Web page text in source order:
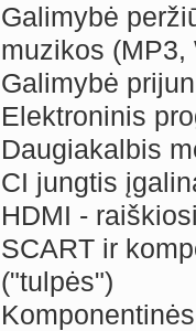
Galimybė
muzikos
Galimybė
Elektroninis
Daugiakalbis
CI jungtis
HDMI -
SCART ir
("tulpės")